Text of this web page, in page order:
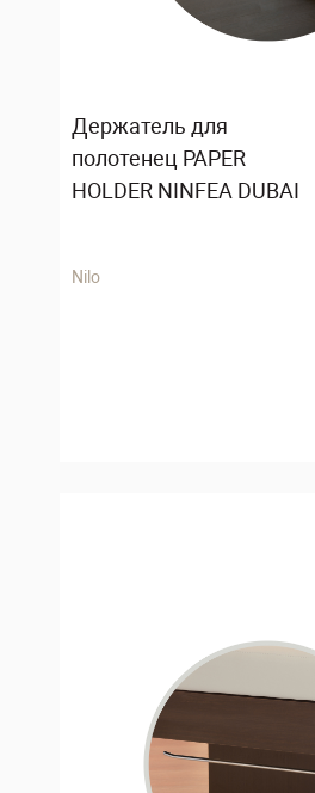
Держатель для
полотенец PAPER
HOLDER NINFEA DUBAI
Nilo